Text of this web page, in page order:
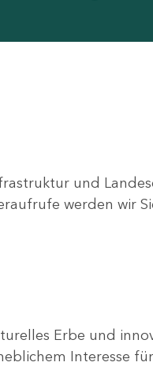
und
werden wir
Erbe und
Interesse für